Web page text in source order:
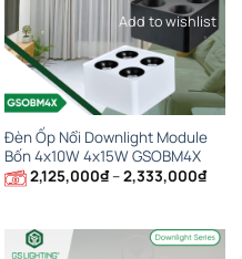
Add to wishlist
Đèn Ốp Nổi Downlight Module
Bốn 4x10W 4x15W GSOBM4X
2,125,000₫–2,333,000₫
đến